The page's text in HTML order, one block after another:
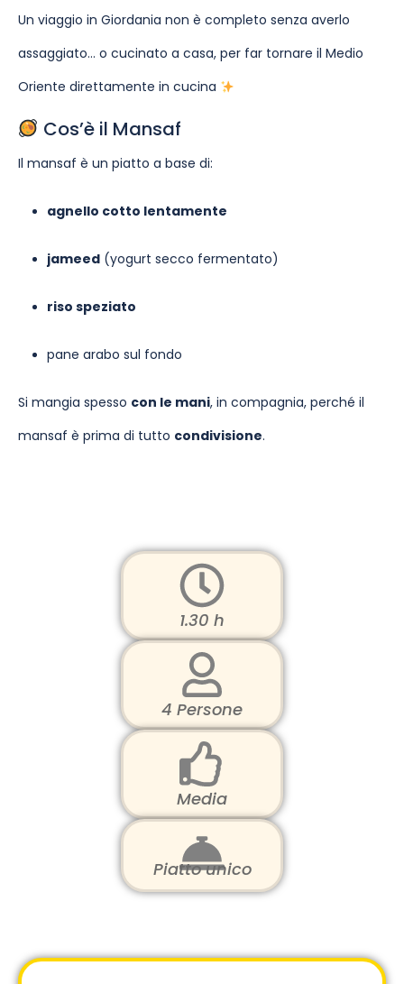
Un viaggio in Giordania non è completo senza averlo
assaggiato… o cucinato a casa, per far tornare il Medio
Oriente direttamente in cucina
Cos’è il Mansaf
Il mansaf è un piatto a base di:
agnello cotto lentamente
jameed (yogurt secco fermentato)
riso speziato
pane arabo sul fondo
Si mangia spesso con le mani, in compagnia, perché il
mansaf è prima di tutto condivisione.
1.30 h
4 Persone
Media
Piatto unico